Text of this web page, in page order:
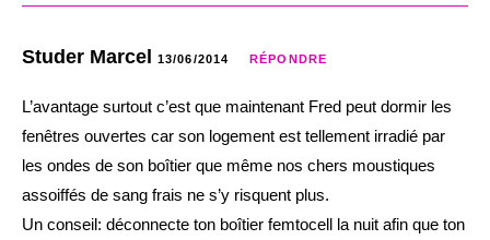
Studer Marcel 13/06/2014 RÉPONDRE
L’avantage surtout c’est que maintenant Fred peut dormir les
fenêtres ouvertes car son logement est tellement irradié par
les ondes de son boîtier que même nos chers moustiques
assoiffés de sang frais ne s’y risquent plus.
Un conseil: déconnecte ton boîtier femtocell la nuit afin que ton